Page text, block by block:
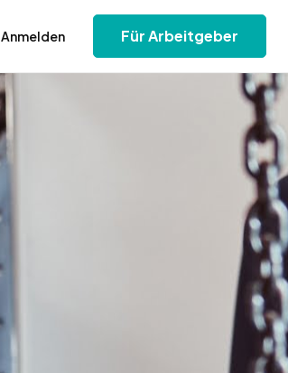
Anmelden Für Arbeitgeber